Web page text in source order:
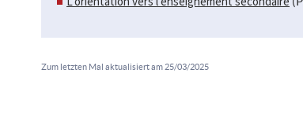
Zum letzten Mal aktualisiert am 25/03/2025